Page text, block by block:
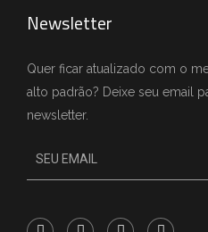
Newsletter
Quer ficar atualizado com o
alto padrão? Deixe seu email
newsletter.